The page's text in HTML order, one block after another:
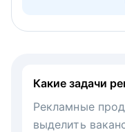
Какие задачи
Рекламные
выделить